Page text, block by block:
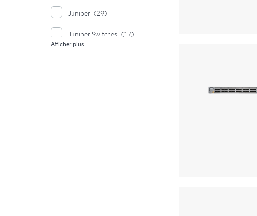
Juniper (29)
Juniper Switches (17)
Afficher plus